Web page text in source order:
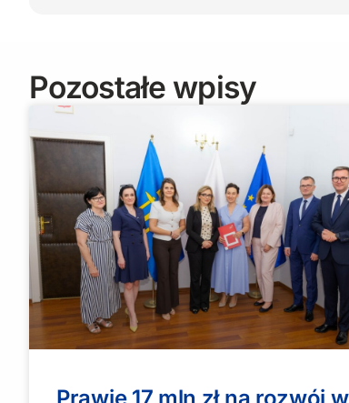
Pozostałe wpisy